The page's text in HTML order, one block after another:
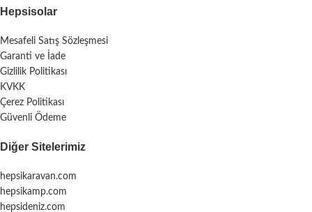
Hepsisolar
Mesafeli Satış Sözleşmesi
Garanti ve İade
Gizlilik Politikası
KVKK
Çerez Politikası
Güvenli Ödeme
Diğer Sitelerimiz
hepsikaravan.com
hepsikamp.com
hepsideniz.com